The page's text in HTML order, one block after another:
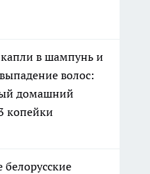
в шампунь и
волос:
домашний
копейки